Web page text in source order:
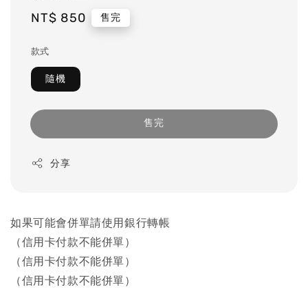
Regular
NT$ 850 售完
款式
隨機
售完
分享
如果可能會併單請使用銀行轉帳
（信用卡付款不能併單）
（信用卡付款不能併單）
（信用卡付款不能併單）